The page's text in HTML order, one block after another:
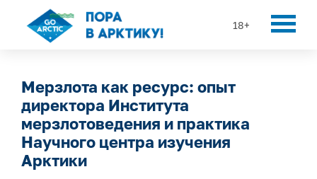
18+
Мерзлота как ресурс: опыт
директора Института
мерзлотоведения и практика
Научного центра изучения
Арктики